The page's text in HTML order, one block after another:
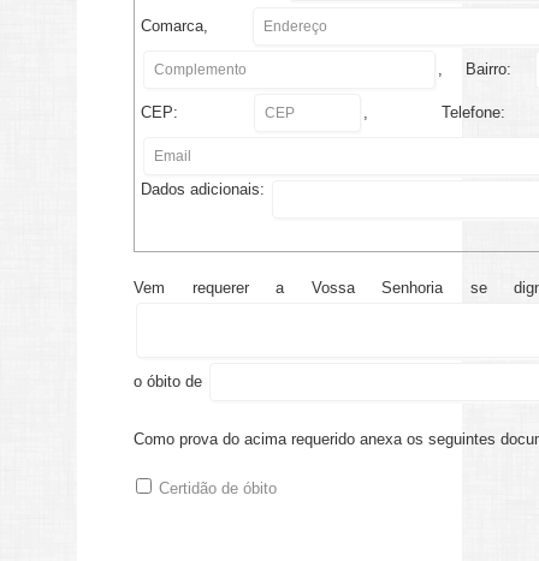
Comarca,
, Bairro:
CEP: ,
Dados adicionais:
Vem requerer a Vossa Senhoria se
o óbito de
Como prova do acima requerido anexa os seguintes
Certidão de óbito